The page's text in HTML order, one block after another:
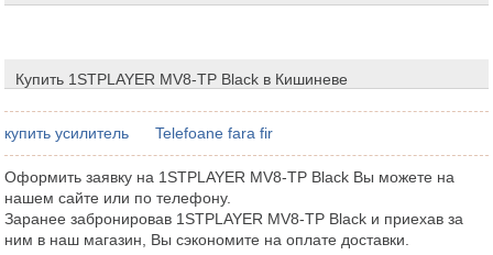
Купить 1STPLAYER MV8-TP Black в Кишиневе
купить усилитель Telefoane fara fir
Оформить заявку на 1STPLAYER MV8-TP Black Вы можете на
нашем сайте или по телефону.
Заранее забронировав 1STPLAYER MV8-TP Black и приехав за
ним в наш магазин, Вы сэкономите на оплате доставки.